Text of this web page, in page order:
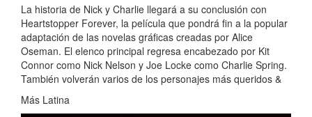
La historia de Nick y Charlie llegará a su conclusión con
Heartstopper Forever, la película que pondrá fin a la popular
adaptación de las novelas gráficas creadas por Alice
Oseman. El elenco principal regresa encabezado por Kit
Connor como Nick Nelson y Joe Locke como Charlie Spring.
También volverán varios de los personajes más queridos &
Más Latina